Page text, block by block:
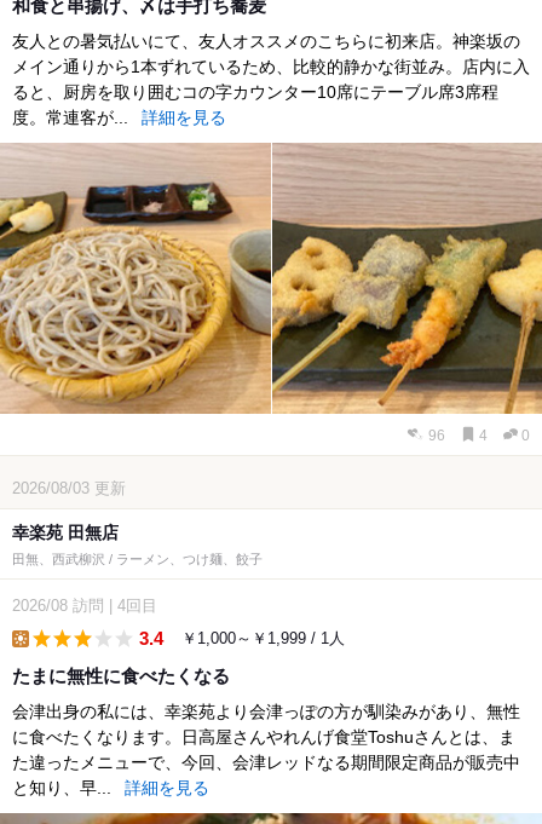
和食と串揚げ、〆は手打ち蕎麦
友人との暑気払いにて、友人オススメのこちらに初来店。神楽坂の
メイン通りから1本ずれているため、比較的静かな街並み。店内に入
ると、厨房を取り囲むコの字カウンター10席にテーブル席3席程
度。常連客が...
詳細を見る
96 4 0
2026/08/03 更新
幸楽苑 田無店
田無、西武柳沢 / ラーメン、つけ麺、餃子
2026/08 訪問 | 4回目
3.4 ￥1,000～￥1,999 / 1人
たまに無性に食べたくなる
会津出身の私には、幸楽苑より会津っぽの方が馴染みがあり、無性
に食べたくなります。日高屋さんやれんげ食堂Toshuさんとは、ま
た違ったメニューで、今回、会津レッドなる期間限定商品が販売中
と知り、早...
詳細を見る